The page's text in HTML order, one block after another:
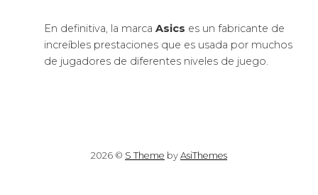
En definitiva, la marcaAsics es un fabricante de
increíbles prestaciones que es usada por muchos
de jugadores de diferentes niveles de juego.
2026 © S Theme by AsiThemes